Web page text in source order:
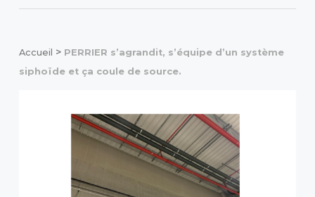
Accueil > PERRIER s’agrandit, s’équipe d’un système
siphoïde et ça coule de source.